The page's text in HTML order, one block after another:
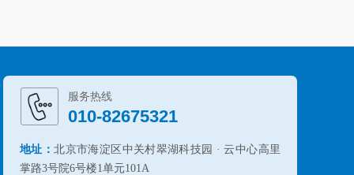
服务热线
010-82675321
地址：北京市海淀区中关村翠湖科技园 · 云中心高里
掌路3号院6号楼1单元101A